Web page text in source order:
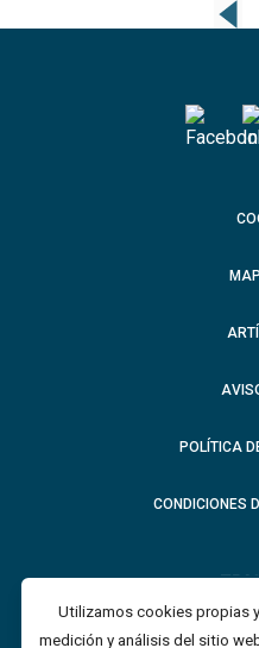
POLÍTICA
CONDICIONES
Utilizamos cookies propias
medición y análisis del sitio